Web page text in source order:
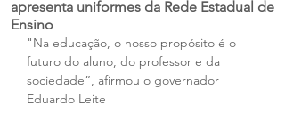
apresenta uniformes da Rede Estadual de
Ensino
"Na educação, o nosso propósito é o
futuro do aluno, do professor e da
sociedade”, afirmou o governador
Eduardo Leite